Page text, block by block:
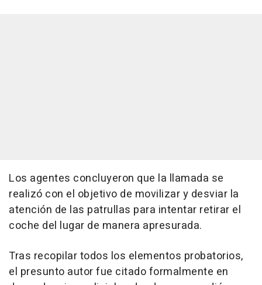
Los agentes concluyeron que la llamada se
realizó con el objetivo de movilizar y desviar la
atención de las patrullas para intentar retirar el
coche del lugar de manera apresurada.
Tras recopilar todos los elementos probatorios,
el presunto autor fue citado formalmente en